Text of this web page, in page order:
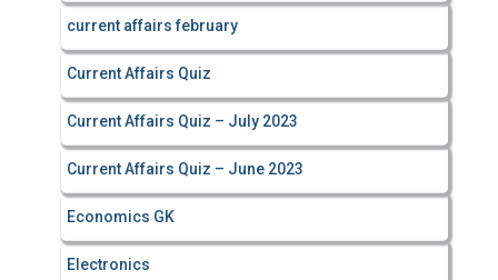
current affairs february
Current Affairs Quiz
Current Affairs Quiz – July 2023
Current Affairs Quiz – June 2023
Economics GK
Electronics